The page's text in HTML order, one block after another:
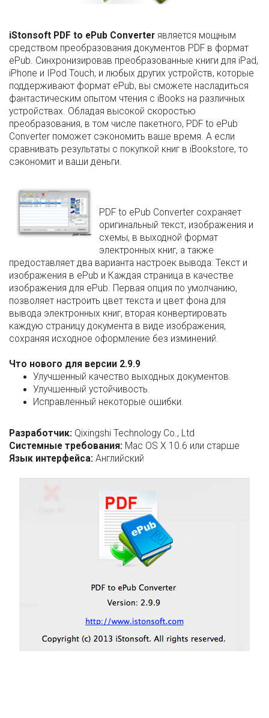
iStonsoft PDF to ePub Converter является мощным
средством преобразования документов PDF в формат
ePub. Cинхронизировав преобразованные книги для iPad,
iPhone и IPod Touch, и любых других устройств, которые
поддерживают формат ePub, вы сможете насладиться
фантастическим опытом чтения с iBooks на различных
устройствах. Обладая высокой скоростью
преобразования, в том числе пакетного, PDF to ePub
Converter поможет сэкономить ваше время. А если
сравнивать результаты с покупкой книг в iBookstore, то
сэкономит и ваши деньги.
PDF to ePub Converter сохраняет
оригинальный текст, изображения и
схемы, в выходной формат
электронных книг, а также
предоставляет два варианта настроек вывода: Текст и
изображения в ePub и Каждая страница в качестве
изображения для ePub. Первая опция по умолчанию,
позволяет настроить цвет текста и цвет фона для
вывода электронных книг, вторая конвертировать
каждую страницу документа в виде изображения,
сохраняя исходное оформление без изминений.
Что нового для версии 2.9.9
Улучшенный качество выходных документов.
Улучшенный устойчивость.
Исправленный некоторые ошибки.
Разработчик: Qixingshi Technology Co., Ltd
Системные требования: Mac OS X 10.6 или старше
Язык интерфейса: Английский